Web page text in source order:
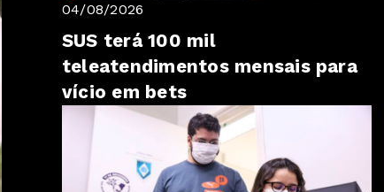
04/08/2026
SUS terá 100 mil
teleatendimentos mensais para
vício em bets